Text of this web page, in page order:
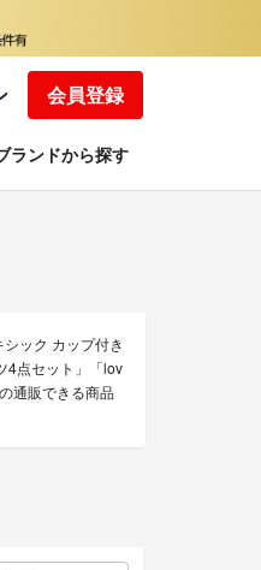
会員登録
ランドから探す
ック カップ付き
点セット」「lov
通販できる商品